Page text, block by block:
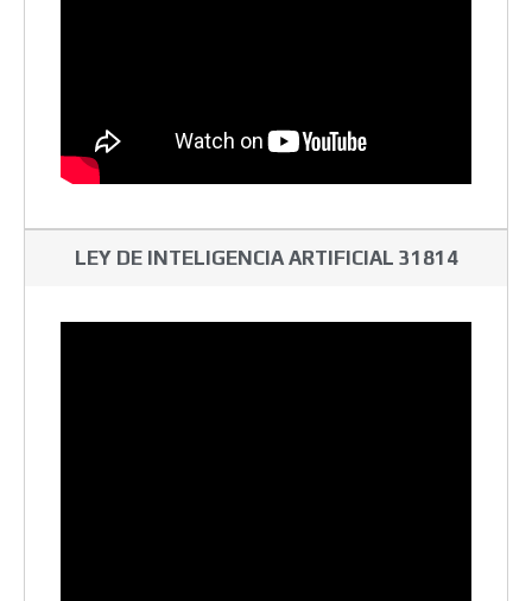
LEY DE INTELIGENCIA ARTIFICIAL 31814